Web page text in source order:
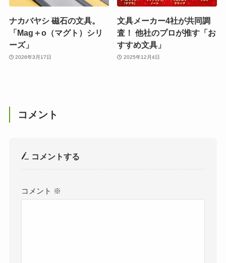
ナカバヤシ 磁石の文具。
「Mag＋o（マグト）シリ
ーズ」
2026年3月17日
文具メーカー4社が共同調
査！ 他社のプロが推す「お
すすめ文具」
2025年12月4日
コメント
コメントする
コメント ※